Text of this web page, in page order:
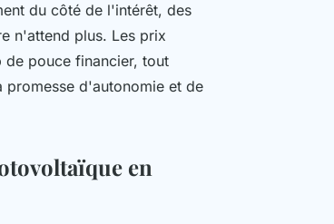
du côté de l'intérêt, des
n'attend plus. Les prix
de pouce financier, tout
promesse d'autonomie et de
en